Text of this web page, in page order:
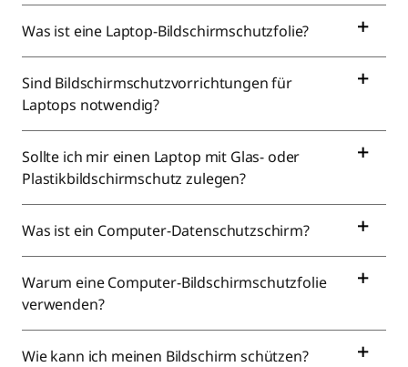
Was ist eine Laptop-Bildschirmschutzfolie?
Sind Bildschirmschutzvorrichtungen für
Laptops notwendig?
Sollte ich mir einen Laptop mit Glas- oder
Plastikbildschirmschutz zulegen?
Was ist ein Computer-Datenschutzschirm?
Warum eine Computer-Bildschirmschutzfolie
verwenden?
Wie kann ich meinen Bildschirm schützen?